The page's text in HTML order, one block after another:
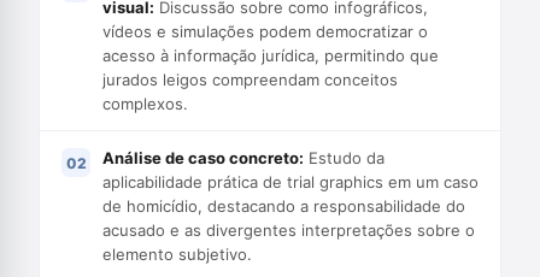
visual: Discussão sobre como infográficos,
vídeos e simulações podem democratizar o
acesso à informação jurídica, permitindo que
jurados leigos compreendam conceitos
complexos.
Análise de caso concreto: Estudo da
aplicabilidade prática de trial graphics em um caso
de homicídio, destacando a responsabilidade do
acusado e as divergentes interpretações sobre o
elemento subjetivo.